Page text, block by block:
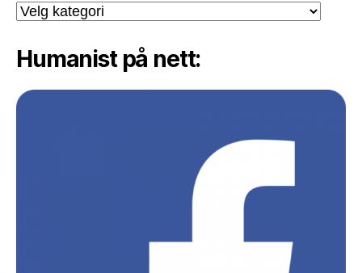
Kategori:
Humanist på nett: